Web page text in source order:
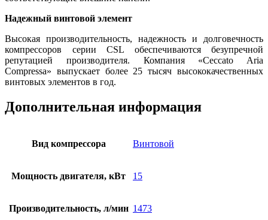
Надежный винтовой элемент
Высокая производительность, надежность и долговечность
компрессоров серии CSL обеспечиваются безупречной
репутацией производителя. Компания «Ceccato Aria
Compressa» выпускает более 25 тысяч высококачественных
винтовых элементов в год.
Дополнительная информация
Вид компрессора Винтовой
Мощность двигателя, кВт 15
Производительность, л/мин 1473